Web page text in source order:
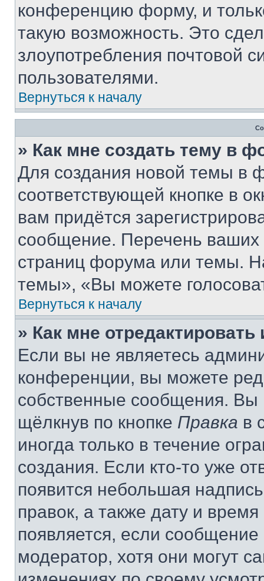
конференцию форму, и
такую возможность. Это
злоупотребления почтовой
пользователями.
Вернуться к началу
» Как мне создать тему в
Для создания новой темы в
соответствующей кнопке в
вам придётся
сообщение. Перечень ваших
страниц форума или темы.
темы», «Вы можете
Вернуться к началу
» Как мне
Если вы не являетесь
конференции, вы можете
собственные сообщения. Вы
щёлкнув по кнопке Правка в
иногда только в течение
создания. Если кто-то уже
появится небольшая
правок, а также дату и
появляется, если
модератор, хотя они могут